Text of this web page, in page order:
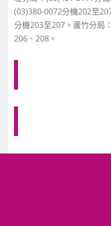
(03)380-0072分機202至
分機203至207。蘆竹分局
206、208。